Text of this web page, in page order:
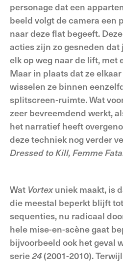
personage dat een
beeld volgt de camera een
naar deze flat begeeft.
acties zijn zo gesneden dat
elk op weg naar de lift, met
Maar in plaats dat ze
wisselen ze binnen
splitscreen-ruimte. Wat
zeer bevreemdend werkt,
het narratief heeft
deze techniek nog verder
Dressed to Kill, Femme
Wat Vortexuniek maakt, is
die meestal beperkt blijft
sequenties, nu radicaal
hele mise-en-scène gaat
bijvoorbeeld ook het geval
serie24 (2001-2010).